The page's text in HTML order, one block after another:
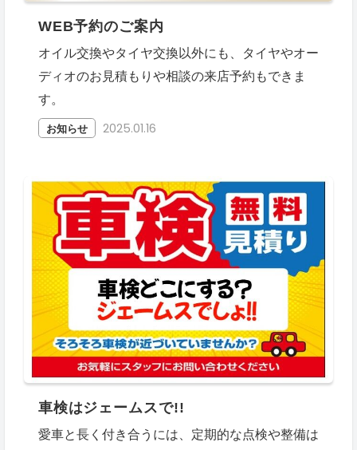
WEB予約のご案内
オイル交換やタイヤ交換以外にも、タイヤやオー
ディオのお見積もりや相談の来店予約もできま
す。
お知らせ 2025.01.16
車検はジェームスで!!
愛車と長く付き合うには、定期的な点検や整備は